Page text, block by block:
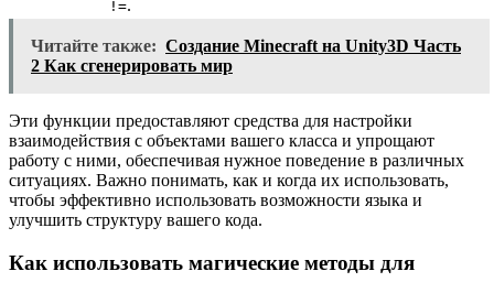
!=.
Читайте также: Создание Minecraft на Unity3D Часть
2 Как сгенерировать мир
Эти функции предоставляют средства для настройки
взаимодействия с объектами вашего класса и упрощают
работу с ними, обеспечивая нужное поведение в различных
ситуациях. Важно понимать, как и когда их использовать,
чтобы эффективно использовать возможности языка и
улучшить структуру вашего кода.
Как использовать магические методы для